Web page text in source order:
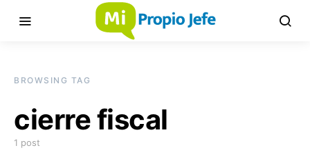
BROWSING TAG
cierre fiscal
1 post